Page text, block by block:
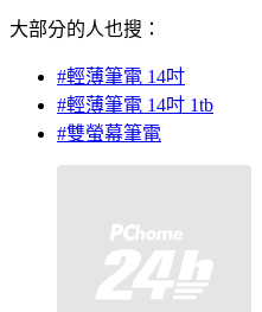
大部分的人也搜：
#輕薄筆電 14吋
#輕薄筆電 14吋 1tb
#雙螢幕筆電